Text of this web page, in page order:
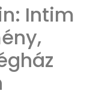
Intim